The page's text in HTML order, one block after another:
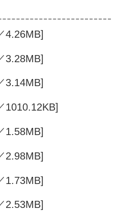
4.26MB]
3.28MB]
3.14MB]
1010.12KB]
1.58MB]
2.98MB]
1.73MB]
2.53MB]